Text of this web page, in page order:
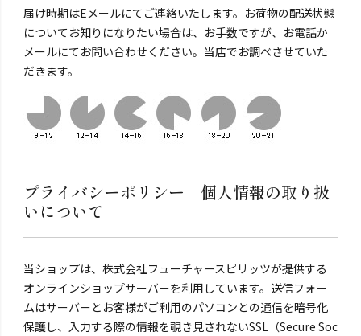
届け時期はEメールにてご連絡いたします。お荷物の配送状態
についてお知りになりたい場合は、お手数ですが、お電話か
メールにてお問い合わせください。当店でお調べさせていた
だきます。
プライバシーポリシー 個人情報の取り扱
いについて
当ショップは、株式会社フューチャースピリッツが提供する
オンラインショップサーバーを利用しています。送信フォー
ムはサーバーとお客様がご利用のパソコンとの通信を暗号化
保護し、入力する際の情報を覗き見されないSSL（Secure Soc